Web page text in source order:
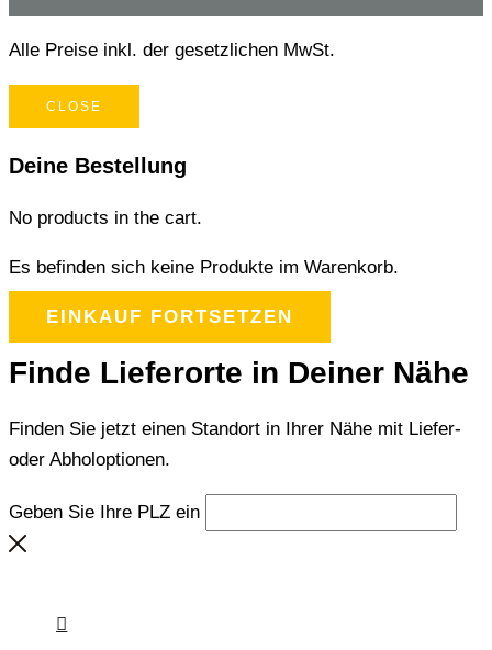
Alle Preise inkl. der gesetzlichen MwSt.
CLOSE
Deine Bestellung
No products in the cart.
Es befinden sich keine Produkte im Warenkorb.
EINKAUF FORTSETZEN
Finde Lieferorte in Deiner Nähe
Finden Sie jetzt einen Standort in Ihrer Nähe mit Liefer-
oder Abholoptionen.
Geben Sie Ihre PLZ ein